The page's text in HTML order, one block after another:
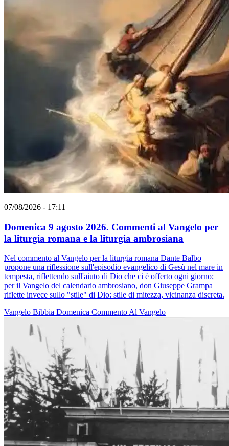
07/08/2026 - 17:11
Domenica 9 agosto 2026. Commenti al Vangelo per
la liturgia romana e la liturgia ambrosiana
Nel commento al Vangelo per la liturgia romana Dante Balbo
propone una riflessione sull'episodio evangelico di Gesù nel mare in
tempesta, riflettendo sull'aiuto di Dio che ci è offerto ogni giorno;
per il Vangelo del calendario ambrosiano, don Giuseppe Grampa
riflette invece sullo "stile" di Dio: stile di mitezza, vicinanza discreta.
Vangelo Bibbia Domenica Commento Al Vangelo